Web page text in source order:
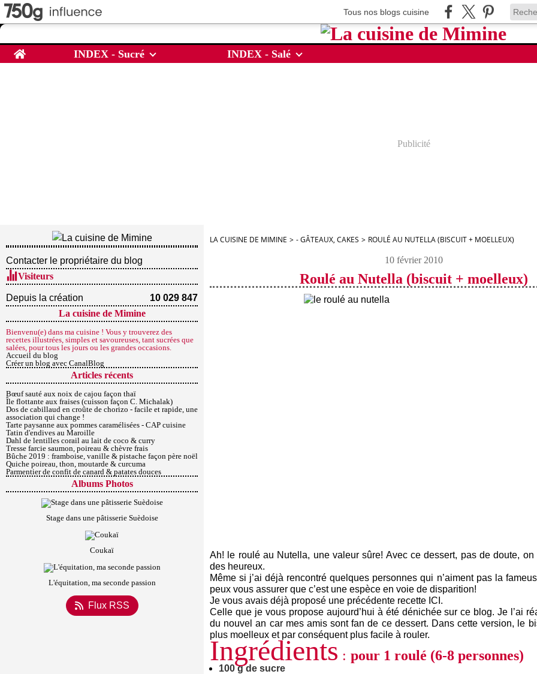
Tous nos blogs cuisine
Home INDEX - Sucré INDEX - Salé
Publicité
Contacter le propriétaire du blog
Visiteurs
Depuis la création
10 029 847
La cuisine de Mimine
Bienvenu(e) dans ma cuisine ! Vous y trouverez des
recettes illustrées, simples et savoureuses, tant sucrées que
salées, pour tous les jours ou les grandes occasions.
Accueil du blog
Créer un blog avec CanalBlog
Articles récents
Bœuf sauté aux noix de cajou façon thaï
Île flottante aux fraises (cuisson façon C. Michalak)
Dos de cabillaud en croûte de chorizo - facile et rapide, une
association qui change !
Tarte paysanne aux pommes caramélisées - CAP cuisine
Tatin d'endives au Maroille
Dahl de lentilles corail au lait de coco & curry
Tresse farcie saumon, poireau & chèvre frais
Bûche 2019 : framboise, vanille & pistache façon père noël
Quiche poireau, thon, moutarde & curcuma
Parmentier de confit de canard & patates douces
Albums Photos
Stage dans une pâtisserie Suèdoise
Coukaï
L'équitation, ma seconde passion
Flux RSS
LA CUISINE DE MIMINE > - GÂTEAUX, CAKES > ROULÉ AU NUTELLA (BISCUIT + MOELLEUX)
10 février 2010
Roulé au Nutella (biscuit + moelleux)
Ah! le roulé au Nutella, une valeur sûre! Avec ce dessert, pas de doute,
des heureux.
Même si j’ai déjà rencontré quelques personnes qui n’aiment pas la
peux vous assurer que c’est une espèce en voie de disparition!
Je vous avais déjà proposé une précédente recette ICI.
Celle que je vous propose aujourd’hui à été dénichée surce blog. Je l’ai
du nouvel an car mes amis sont fan de ce dessert. Dans cette version, le
plus moelleux et par conséquent plus facil e à rouler.
Ingrédients : pour 1 roulé (6-8 personnes)
100 g de sucre